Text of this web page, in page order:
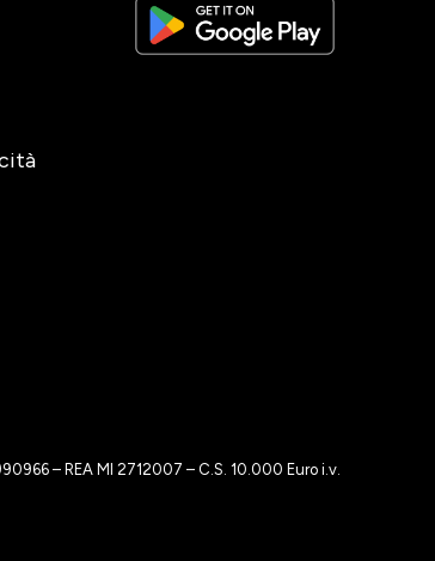
– REA MI 2712007 – C.S. 10.000 Euro i.v.